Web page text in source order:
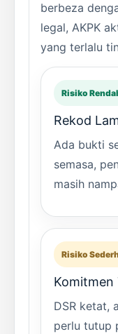
berbeza
legal, AKPK
yang terlalu
Risiko
Rekod
Ada bukti
semasa,
masih
Risiko
Komitmen
DSR ketat,
perlu tutup